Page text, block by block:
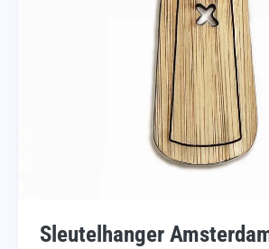
Sleutelhanger